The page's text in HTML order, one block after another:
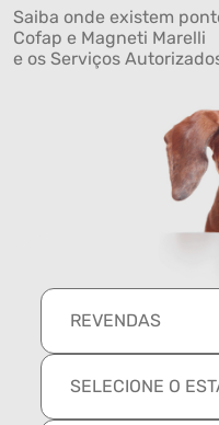
Saiba onde existem
Cofap e Magneti Marelli
e os Serviços
REVENDAS
SELECIONE O